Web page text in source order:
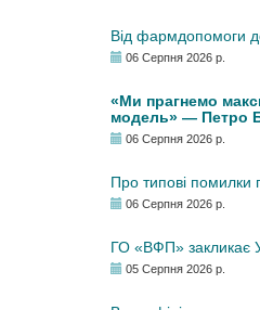
Від фармдопомоги
06 Серпня 2026 р.
«Ми прагнемо
модель» — Петро
06 Серпня 2026 р.
Про типові помилки
06 Серпня 2026 р.
ГО «ВФП» закликає
05 Серпня 2026 р.